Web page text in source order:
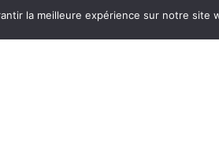
la meilleure expérience sur notre